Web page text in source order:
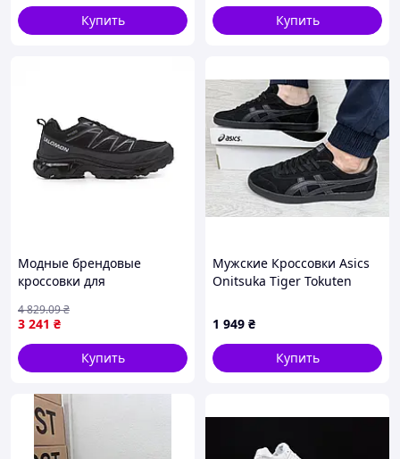
Купить
Купить
Модные брендовые
кроссовки для
Salomon XA Pro Street
Thinsulate GTX Black 41
3 241 ₴
4 829.09₴
Купить
Мужские Кроссовки Asics
Onitsuka Tiger Tokuten
1 949 ₴
Купить